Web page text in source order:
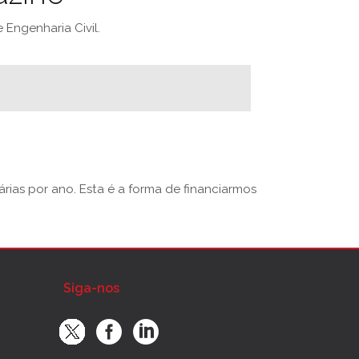
Civil.
por ano. Esta é a forma de financiarmos
Siga-nos